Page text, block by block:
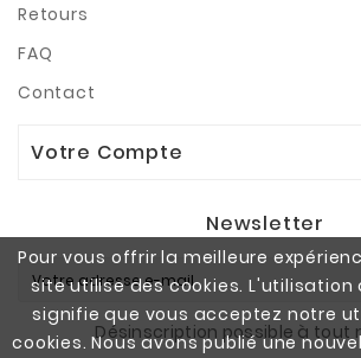
Pour vous offrir la meilleure
site utilise des cookies. L'utilisation
signifie que vous acceptez notre
cookies. Nous avons publié une
Retours
FAQ
Contact
Votre Compte
Newsletter
Désinscription possible à tout